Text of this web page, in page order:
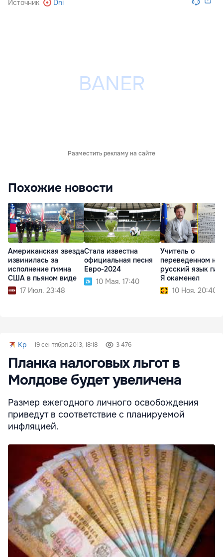
Источник Dni
Разместить рекламу на сайте
Похожие новости
Американская звезда
извинилась за
исполнение гимна
США в пьяном виде
17 Июл. 23:48
Стала известна
официальная песня
Евро‑2024
10 Мая. 17:40
Учитель о
переведенном на
русский язык
Я окаменел
10 Ноя. 20:40
Kp 19 сентября 2013, 18:18 3 476
Планка налоговых льгот в
Молдове будет увеличена
Размер ежегодного личного освобождения
приведут в соответствие с планируемой
инфляцией.